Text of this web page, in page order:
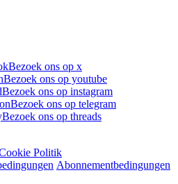
Bezoek ons op x
Bezoek ons op youtube
Bezoek ons op instagram
Bezoek ons op telegram
Bezoek ons op threads
Politik
Abonnementbedingungen